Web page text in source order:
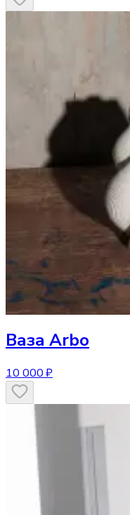
Ваза Arbo
10 000 ₽